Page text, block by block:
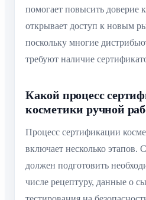
помогает повысить доверие
открывает доступ к новым
поскольку многие
требуют наличие
Какой процесс
косметики ручной
Процесс сертификации
включает несколько этапов.
должен подготовить
числе рецептуру, данные о